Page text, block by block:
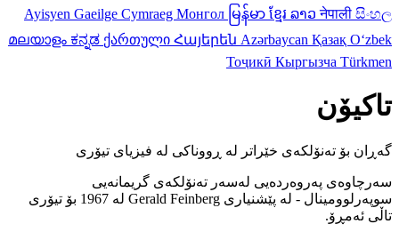
Ayisyen Gaeilge Cymraeg Монгол မြန်မာ ខ្មែរ ລາວनेपाली සිංහල
മലയാളം ಕನ್ನಡ ქართული Հայերեն Azərbaycan Қазақ Oʻzbek
Тоҷикӣ Кыргызча Türkmen
تاکیۆن
گەڕان بۆ تەنۆلکەی خێراتر لە ڕووناکی لە فیزیای تیۆری
سەرچاوەی پەروەردەیی لەسەر تەنۆلکەی گریمانەیی
سوپەرلوومینال - لە پێشنیاری Gerald Feinberg لە 1967 بۆ تیۆری
تاڵی ئەمڕۆ.